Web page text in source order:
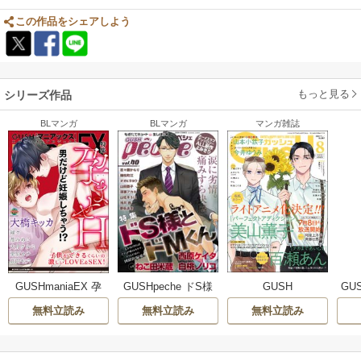
この作品をシェアしよう
シリーズ作品 もっと見る
BLマンガ
GUSHmaniaEX 孕
ませH
無料立読み
BLマンガ
GUSHpeche ドS様
とドMくん
無料立読み
マンガ雑誌
GUSH
無料立読み